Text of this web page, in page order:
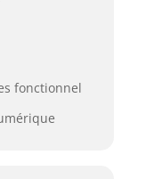
fonctionnel